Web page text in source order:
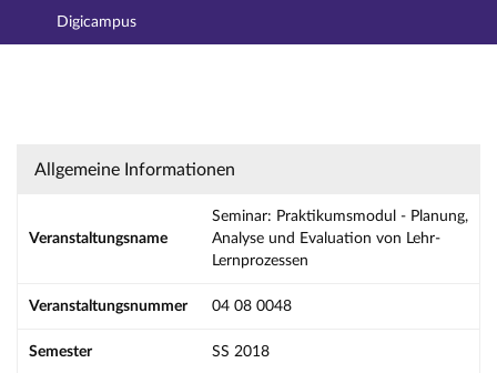
Hauptnavigation
Digicampus
Seminar: Praktikumsmodul - Planung,
Allgemeine Informationen
Veranstaltungsname
Seminar: Praktikumsmodul - Planung,
Analyse und Evaluation von Lehr-
Lernprozessen
Veranstaltungsnummer 04 08 0048
Semester SS 2018